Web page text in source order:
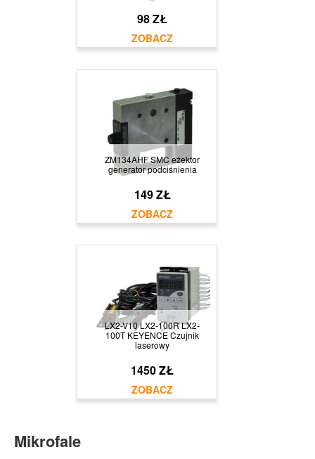
98 ZŁ
ZM134AHF SMC eżektor
generator podciśnienia
149 ZŁ
LX2-V10 LX2-100R LX2-
100T KEYENCE Czujnik
laserowy
1450 ZŁ
Mikrofale